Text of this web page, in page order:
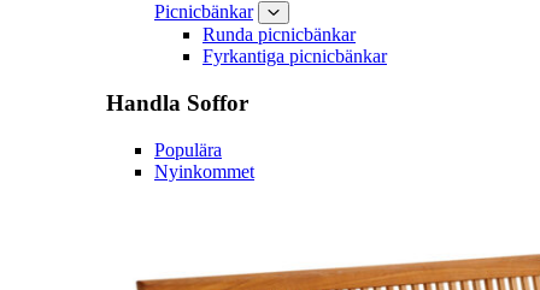
Picnicbänkar
Runda picnicbänkar
Fyrkantiga picnicbänkar
Handla Soffor
Populära
Nyinkommet